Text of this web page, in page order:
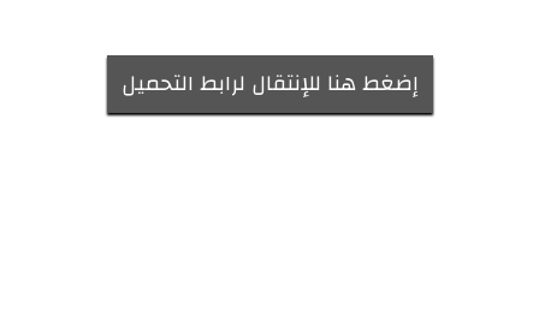
إضغط هنا للإنتقال لرابط التحميل